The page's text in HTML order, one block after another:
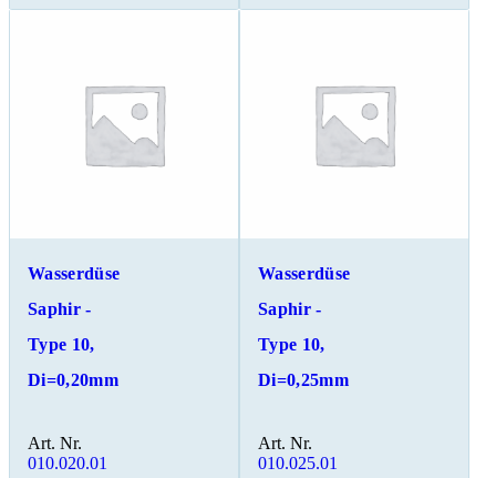
Wasserdüse
Saphir -
Type 10,
Di=0,20mm
Art. Nr.
010.020.01
Wasserdüse
Saphir -
Type 10,
Di=0,25mm
Art. Nr.
010.025.01